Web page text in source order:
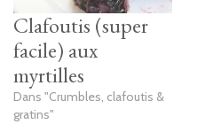
Clafoutis (super
facile) aux
myrtilles
Dans "Crumbles, clafoutis &
gratins"